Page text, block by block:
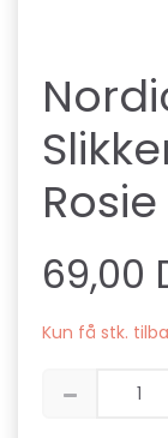
Rosie
69,00
Kun få stk.